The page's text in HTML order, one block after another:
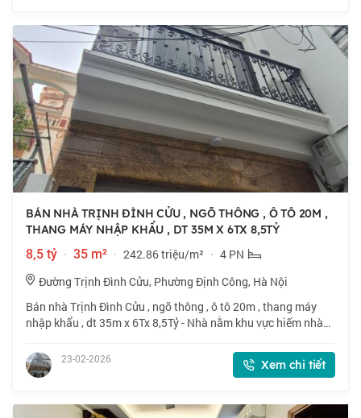
BÁN NHÀ TRỊNH ĐÌNH CỬU , NGÕ THÔNG , Ô TÔ 20M ,
THANG MÁY NHẬP KHẨU , DT 35M X 6TX 8,5TỶ
8,5 tỷ · 35 m² · 242.86 triệu/m² · 4 PN
Đường Trịnh Đình Cửu, Phường Định Công, Hà Nội
Bán nhà Trịnh Đình Cửu , ngõ thông , ô tô 20m , thang máy
nhập khẩu , dt 35m x 6Tx 8,5Tỷ - Nhà nằm khu vực hiếm nhà
. Tiện ích bủa vây , g
23-02-2026 Xem chi tiết